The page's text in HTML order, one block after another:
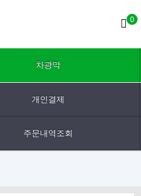
0
차광막
개인결제
주문내역조회